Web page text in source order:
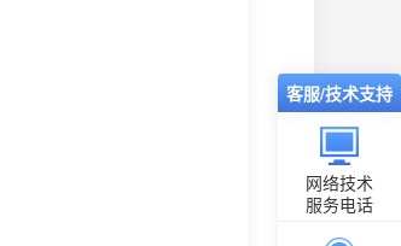
客服/技术支持
网络技术
服务电话